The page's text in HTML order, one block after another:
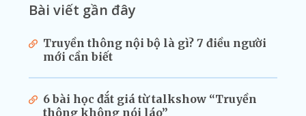
Bài viết gần đây
Truyền thông nội bộ là gì? 7 điều người
mới cần biết
6 bài học đắt giá từ talkshow “Truyền
thông không nói láo”